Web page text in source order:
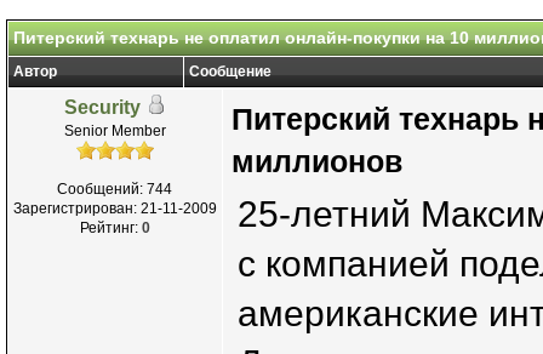
Питерский технарь не оплатил онлайн-покупки на 10
Автор Сообщение
Security
Senior Member
Сообщений: 744
Зарегистрирован: 21-11-2009
Рейтинг: 0
Питерский технарь
миллионов
25-летний
с компанией
американские